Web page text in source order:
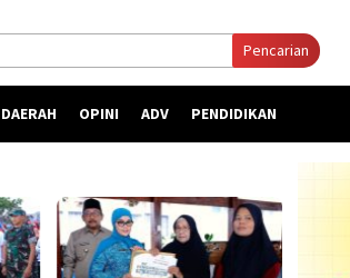
Pencarian
DAERAH OPINI ADV PENDIDIKAN